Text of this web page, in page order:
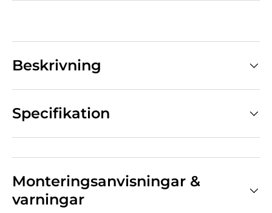
Beskrivning
Specifikation
Monteringsanvisningar &
varningar